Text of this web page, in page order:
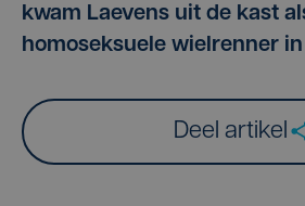
kwam Laevens uit de kast
homoseksuele wielrenner
Deel artikel